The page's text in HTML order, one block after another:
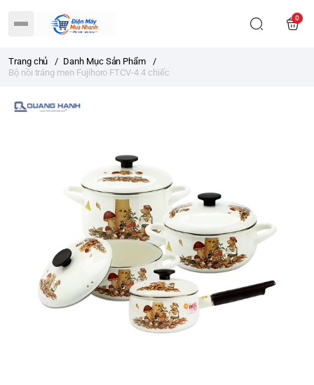
0
Trang chủ / Danh Mục Sản Phẩm
/
Bộ nồi tráng men Fujihoro FTCV-4 4 chiếc